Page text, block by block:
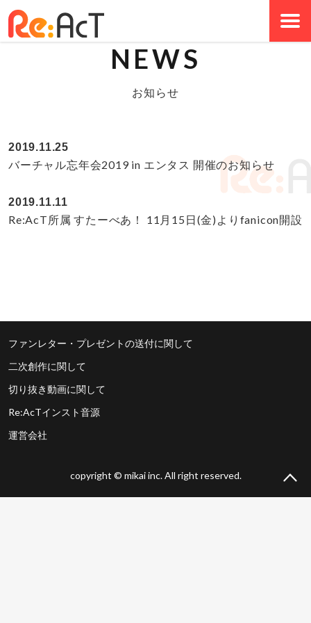
NEWS
お知らせ
2019.11.25
バーチャル忘年会2019 in エンタス 開催のお知らせ
2019.11.11
Re:AcT所属 すたーべあ！ 11月15日(金)よりfanicon開設
ファンレター・プレゼントの送付に関して
二次創作に関して
切り抜き動画に関して
Re:AcTインスト音源
運営会社
copyright © mikai inc. All right reserved.